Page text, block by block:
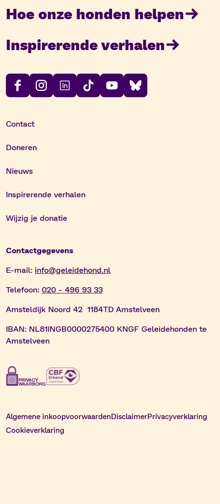
Hoe onze honden helpen
Inspirerende verhalen
Contact
Doneren
Nieuws
Inspirerende verhalen
Wijzig je donatie
Contactgegevens
E-mail: info@geleidehond.nl
Telefoon: 020 - 496 93 33
Amsteldijk Noord 42 1184TD Amstelveen
IBAN: NL81INGB0000275400 KNGF Geleidehonden te
Amstelveen
Algemene inkoopvoorwaardenDisclaimerPrivacyverklaring
Cookieverklaring